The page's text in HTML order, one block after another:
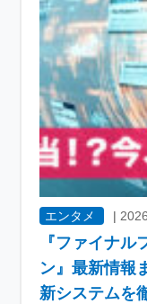
エンタメ |
『ファイナル
ン』最新情報
新システムを